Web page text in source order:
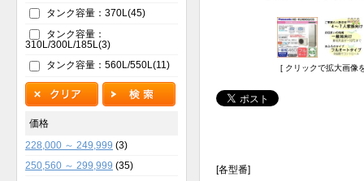
[ クリックで拡大画像
[各型番]
タンク容量：370L(45)
タンク容量：
310L/300L/185L(3)
タンク容量：560L/550L(11)
価格
228,000 ～ 249,999 (3)
250,560 ～ 299,999 (35)